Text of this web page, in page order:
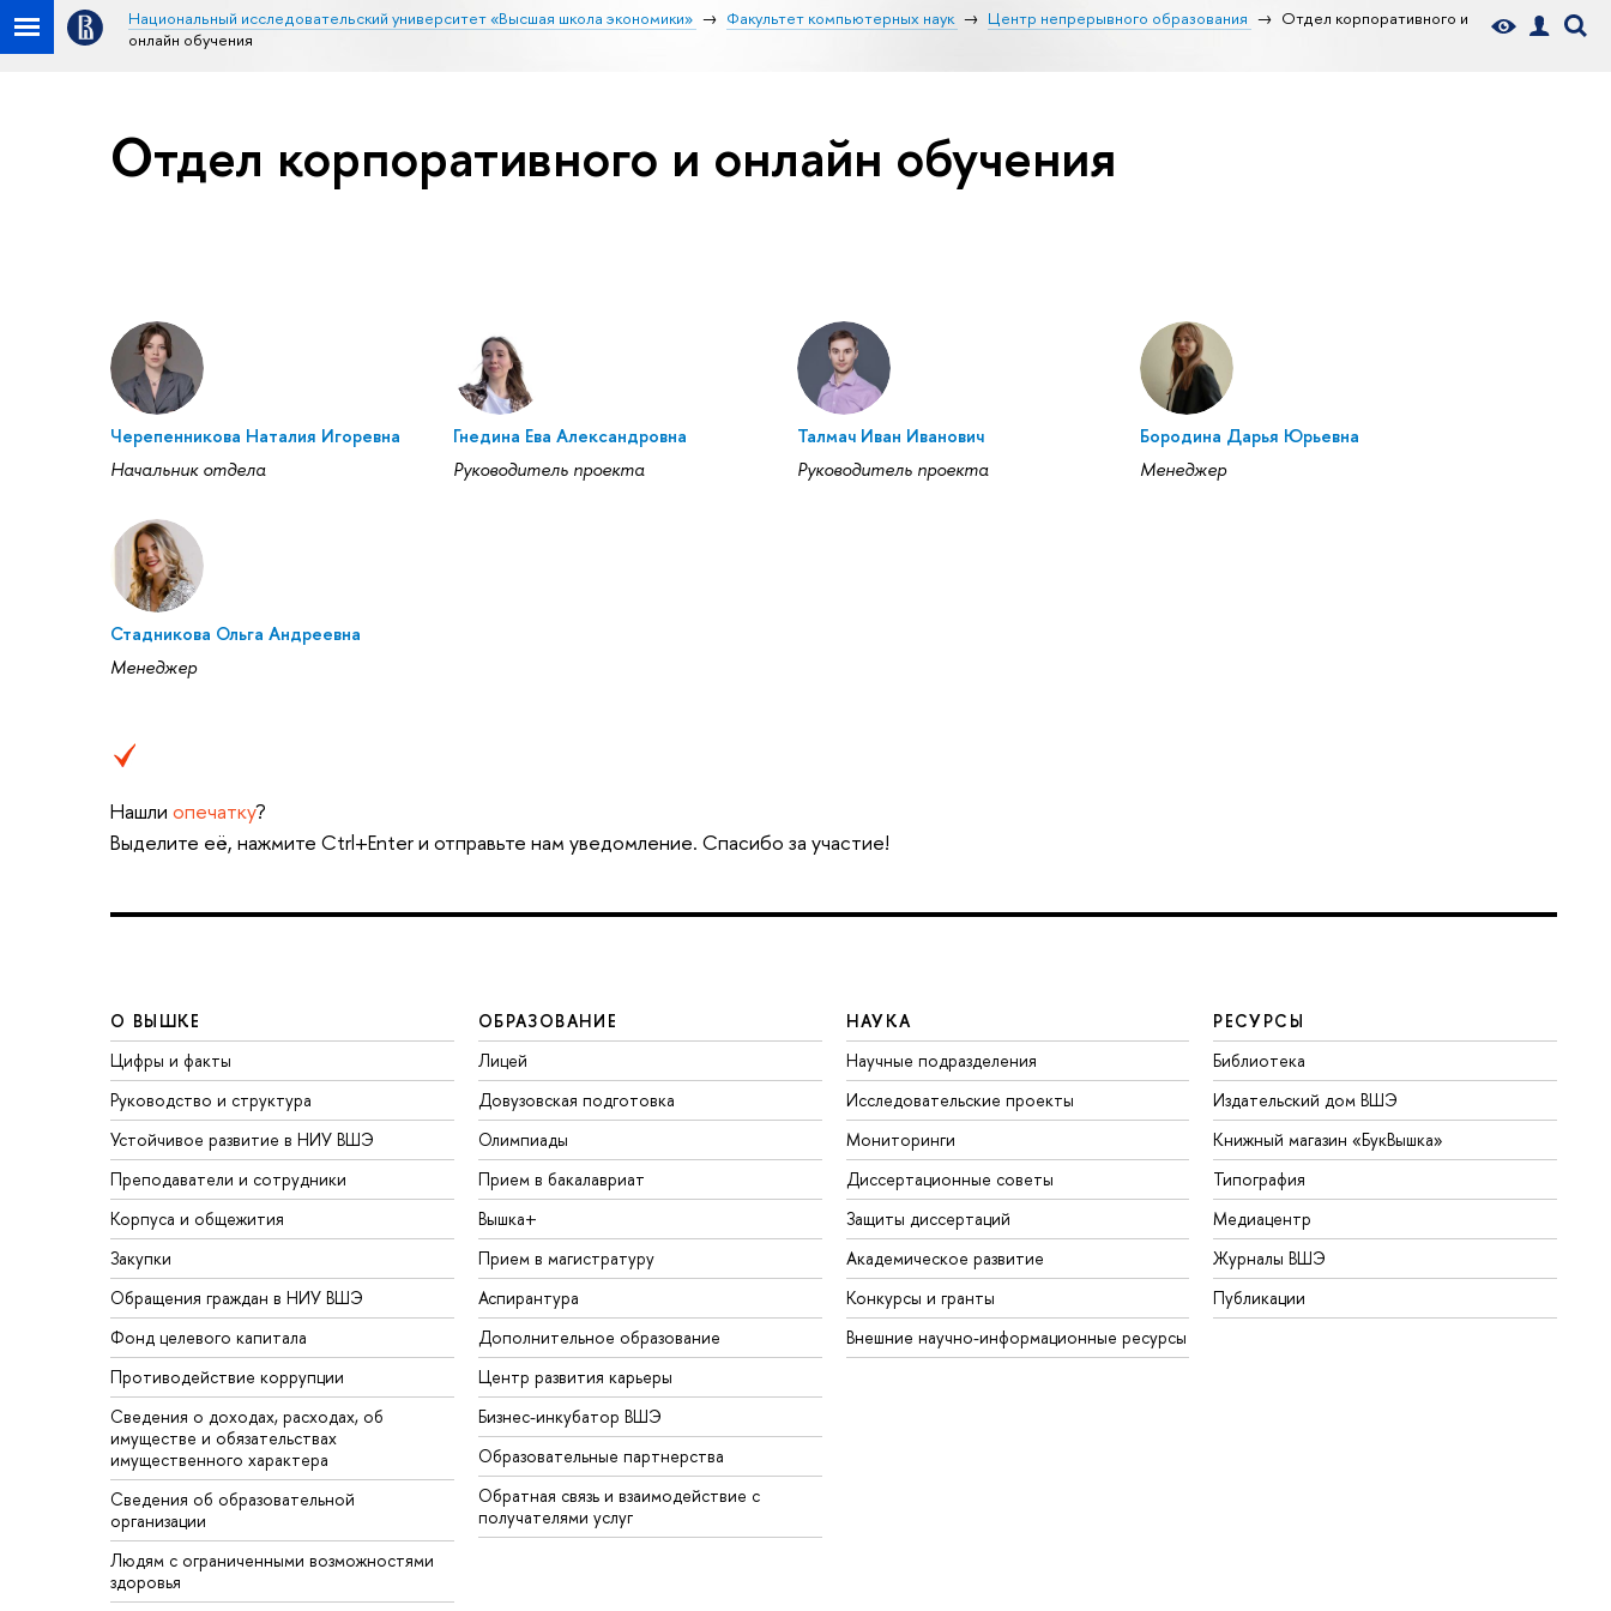
Национальный исследовательский университет «Высшая школа экономики» Факультет компьютерных наук Центр непрерывного образования
Отдел корпоративного и
онлайн обучения
Отдел корпоративного и онлайн обучения
Черепенникова Наталия Игоревна
Начальник отдела
Гнедина Ева Александровна
Руководитель проекта
Талмач Иван Иванович
Руководитель проекта
Бородина Дарья Юрьевна
Менеджер
Стадникова Ольга Андреевна
Менеджер
Нашли опечатку?
Выделите её, нажмите Ctrl+Enter и отправьте нам уведомление. Спасибо за участие!
О ВЫШКЕ
Цифры и факты
Руководство и структура
Устойчивое развитие в НИУ ВШЭ
Преподаватели и сотрудники
Корпуса и общежития
Закупки
Обращения граждан в НИУ ВШЭ
Фонд целевого капитала
Противодействие коррупции
Сведения о доходах, расходах, об
имуществе и обязательствах
имущественного характера
Сведения об образовательной
организации
Людям с ограниченными возможностями
здоровья
ОБРАЗОВАНИЕ
Лицей
Довузовская подготовка
Олимпиады
Прием в бакалавриат
Вышка+
Прием в магистратуру
Аспирантура
Дополнительное образование
Центр развития карьеры
Бизнес-инкубатор ВШЭ
Образовательные партнерства
Обратная связь и взаимодействие с
получателями услуг
НАУКА
Научные подразделения
Исследовательские проекты
Мониторинги
Диссертационные советы
Защиты диссертаций
Академическое развитие
Конкурсы и гранты
Внешние научно-информационные ресурсы
РЕСУРСЫ
Библиотека
Издательский дом ВШЭ
Книжный магазин «БукВышка»
Типография
Медиацентр
Журналы ВШЭ
Публикации